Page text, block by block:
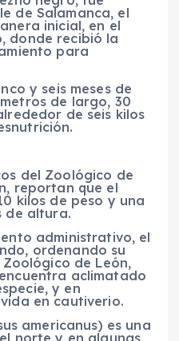
de Salamanca, el
inicial, en el
donde recibió la
para
y seis meses de
de largo, 30
de seis kilos
del Zoológico de
reportan que el
kilos de peso y una
de altura.
administrativo, el
ordenando su
de León,
aclimatado
y en
en cautiverio.
americanus) es una
norte y en algunas